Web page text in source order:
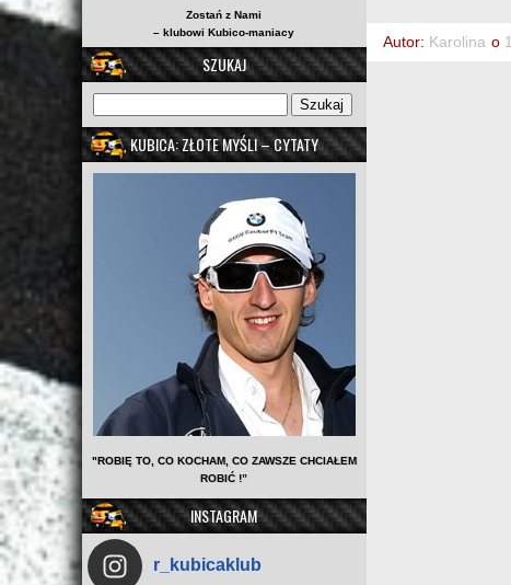
Zostań z Nami
– klubowi Kubico-maniacy
SZUKAJ
KUBICA: ZŁOTE MYŚLI – CYTATY
"ROBIĘ TO, CO KOCHAM, CO ZAWSZE CHCIAŁEM
ROBIĆ !”
INSTAGRAM
r_kubicaklub
Autor: Karolina o